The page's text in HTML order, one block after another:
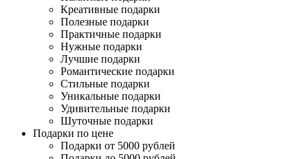
Креативные подарки
Полезные подарки
Практичные подарки
Нужные подарки
Лучшие подарки
Романтические подарки
Стильные подарки
Уникальные подарки
Удивительные подарки
Шуточные подарки
Подарки по цене
Подарки от 5000 рублей